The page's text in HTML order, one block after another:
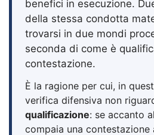
benefici in esecuzione.
della stessa condotta
trovarsi in due mondi
seconda di come è
contestazione.
È la ragione per cui, in
verifica difensiva non
qualificazione: se accanto
compaia una contestazione